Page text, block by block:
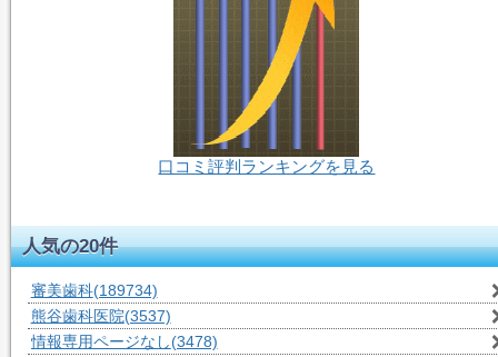
口コミ評判ランキングを見る
人気の20件
審美歯科(189734)
熊谷歯科医院(3537)
情報専用ページなし(3478)